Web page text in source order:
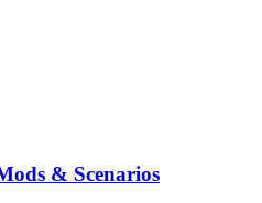
& Scenarios